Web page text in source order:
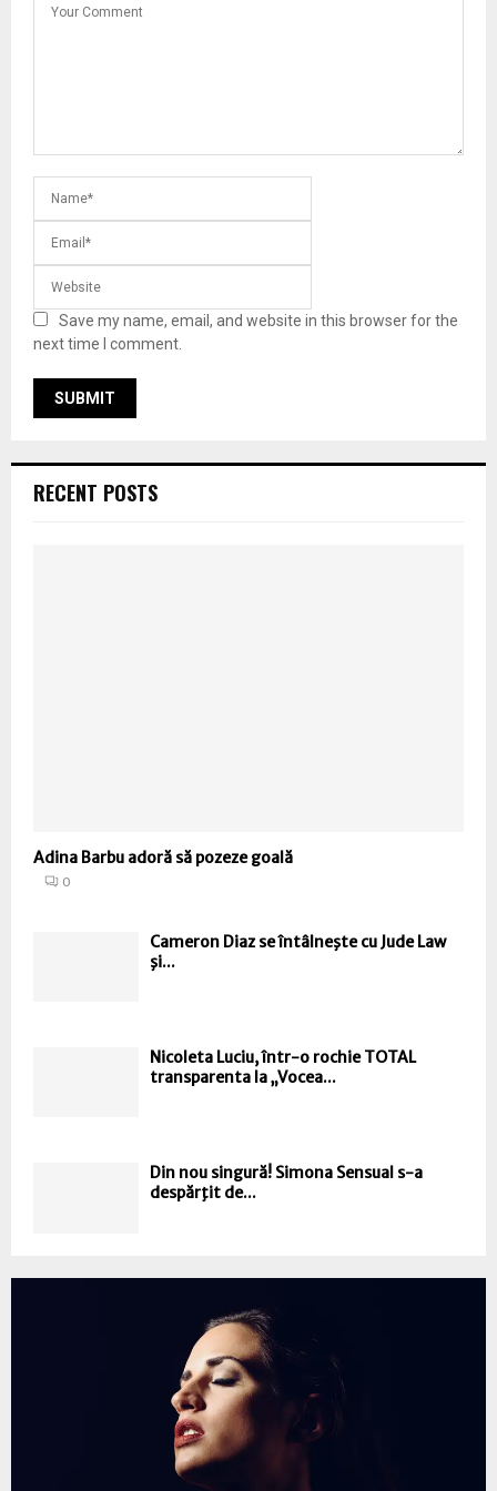
Save my name, email, and website in this browser for the
next time I comment.
RECENT POSTS
Adina Barbu adoră să pozeze goală
0
Cameron Diaz se întâlneşte cu Jude Law
şi...
Nicoleta Luciu, într-o rochie TOTAL
transparenta la „Vocea...
Din nou singură! Simona Sensual s-a
despărţit de...